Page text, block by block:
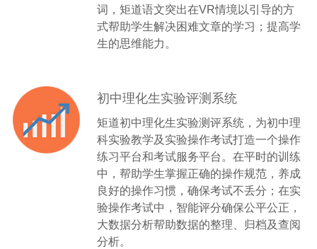
词，矩道语文突出在VR情境以引导的方
式帮助学生解决困难文章的学习；提高学
生的思维能力。
初中理化生实验评测系统
矩道初中理化生实验测评系统，为初中理
科实验教学及实验操作考试打造一个操作
练习平台和考试服务平台。在平时的训练
中，帮助学生掌握正确的操作规范，养成
良好的操作习惯，确保考试不丢分；在实
验操作考试中，智能评分确保公平公正，
大数据分析帮助数据的整理、归档及查阅
分析。